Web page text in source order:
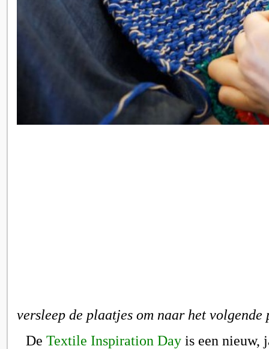
versleep de plaatjes om naar het
De Textile Inspiration Day is een nieuw,